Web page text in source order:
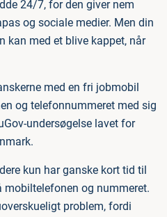
24/7, for den giver nem
og sociale medier. Men din
kan med et blive kappet, når
med en fri jobmobil
og telefonnummeret med sig
undersøgelse lavet for
kun har ganske kort tid til
mobiltelefonen og nummeret.
problem, fordi